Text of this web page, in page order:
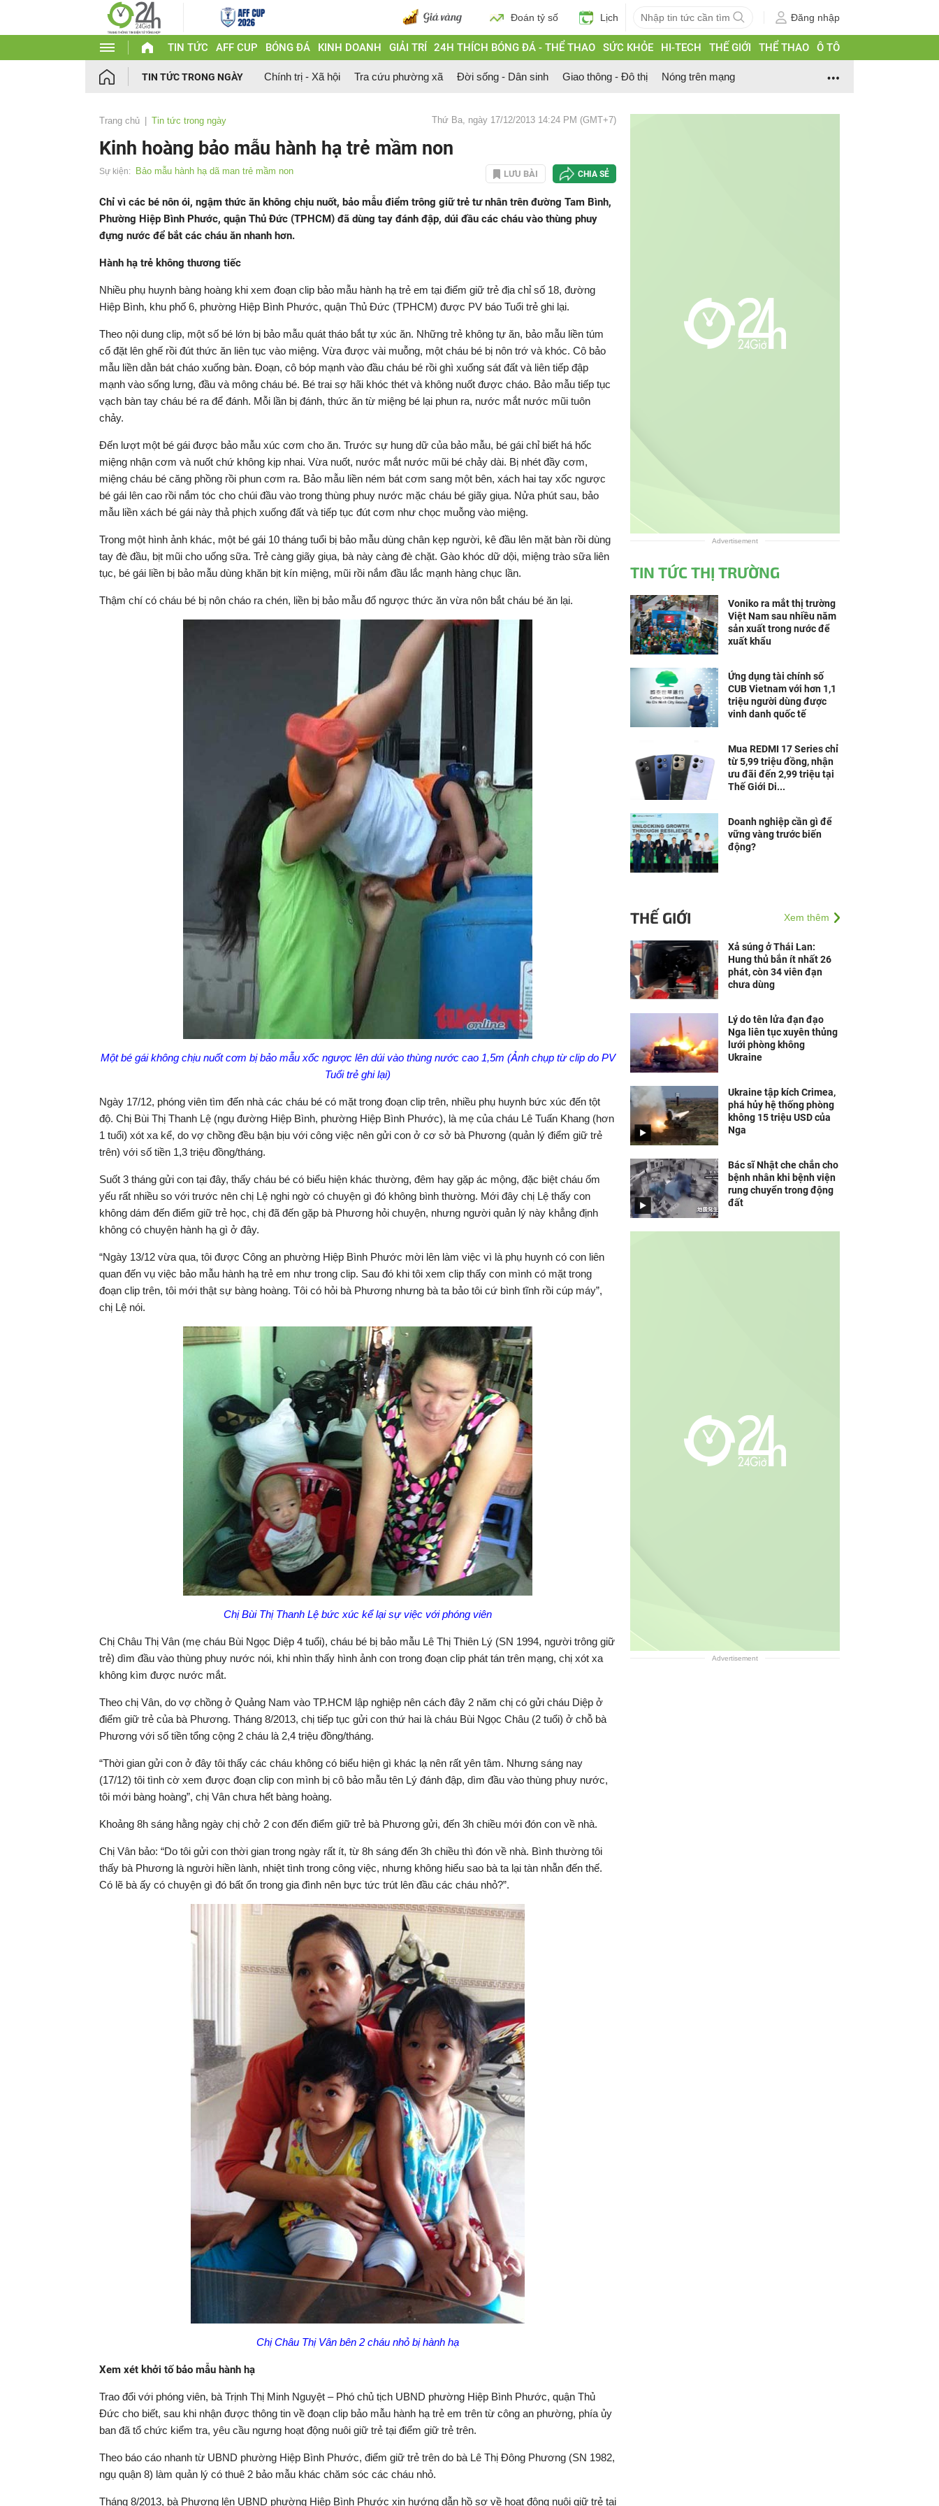
Đoán tỷ số Lịch Đăng nhập
TIN TỨC AFF CUP BÓNG ĐÁ KINH DOANH GIẢI TRÍ 24H THÍCH BÓNG ĐÁ - THỂ THAO SỨC KHỎE HI-TECH THẾ GIỚI THỂ THAO Ô TÔ
TIN TỨC TRONG NGÀY Chính trị - Xã hội Tra cứu phường xã Đời sống - Dân sinh Giao thông - Đô thị Nóng trên mạng
Trang chủ Tin tức trong ngày Thứ Ba, ngày 17/12/2013 14:24 PM (GMT+7)
Kinh hoàng bảo mẫu hành hạ trẻ mầm non
Sự kiện: Bảo mẫu hành hạ dã man trẻ mầm non LƯU BÀI CHIA SẺ
Chỉ vì các bé nôn ói, ngậm thức ăn không chịu nuốt, bảo mẫu điểm trông giữ trẻ tư nhân trên đường Tam Bình,
Phường Hiệp Bình Phước, quận Thủ Đức (TPHCM) đã dùng tay đánh đập, dúi đầu các cháu vào thùng phuy
đựng nước để bắt các cháu ăn nhanh hơn.
Hành hạ trẻ không thương tiếc
Nhiều phụ huynh bàng hoàng khi xem đoạn clip bảo mẫu hành hạ trẻ em tại điểm giữ trẻ địa chỉ số 18, đường
Hiệp Bình, khu phố 6, phường Hiệp Bình Phước, quận Thủ Đức (TPHCM) được PV báo Tuổi trẻ ghi lại.
Theo nội dung clip, một số bé lớn bị bảo mẫu quát tháo bắt tự xúc ăn. Những trẻ không tự ăn, bảo mẫu liền túm
cổ đặt lên ghế rồi đút thức ăn liên tục vào miệng. Vừa được vài muỗng, một cháu bé bị nôn trớ và khóc. Cô bảo
mẫu liền dằn bát cháo xuống bàn. Đoạn, cô bóp mạnh vào đầu cháu bé rồi ghì xuống sát đất và liên tiếp đập
mạnh vào sống lưng, đầu và mông cháu bé. Bé trai sợ hãi khóc thét và không nuốt được cháo. Bảo mẫu tiếp tục
vạch bàn tay cháu bé ra để đánh. Mỗi lần bị đánh, thức ăn từ miệng bé lại phun ra, nước mắt nước mũi tuôn
chảy.
Đến lượt một bé gái được bảo mẫu xúc cơm cho ăn. Trước sự hung dữ của bảo mẫu, bé gái chỉ biết há hốc
miệng nhận cơm và nuốt chứ không kịp nhai. Vừa nuốt, nước mắt nước mũi bé chảy dài. Bị nhét đầy cơm,
miệng cháu bé căng phồng rồi phun cơm ra. Bảo mẫu liền ném bát cơm sang một bên, xách hai tay xốc ngược
bé gái lên cao rồi nắm tóc cho chúi đầu vào trong thùng phuy nước mặc cháu bé giãy giụa. Nửa phút sau, bảo
mẫu liền xách bé gái này thả phịch xuống đất và tiếp tục đút cơm như chọc muỗng vào miệng.
Trong một hình ảnh khác, một bé gái 10 tháng tuổi bị bảo mẫu dùng chân kẹp người, kê đầu lên mặt bàn rồi dùng
tay đè đầu, bịt mũi cho uống sữa. Trẻ càng giãy giụa, bà này càng đè chặt. Gào khóc dữ dội, miệng trào sữa liên
tục, bé gái liền bị bảo mẫu dùng khăn bịt kín miệng, mũi rồi nắm đầu lắc mạnh hàng chục lần.
Thậm chí có cháu bé bị nôn cháo ra chén, liền bị bảo mẫu đổ ngược thức ăn vừa nôn bắt cháu bé ăn lại.
Một bé gái không chịu nuốt cơm bị bảo mẫu xốc ngược lên dúi vào thùng nước cao 1,5m (Ảnh chụp từ clip do PV
Tuổi trẻ ghi lại)
Ngày 17/12, phóng viên tìm đến nhà các cháu bé có mặt trong đoạn clip trên, nhiều phụ huynh bức xúc đến tột
độ. Chị Bùi Thị Thanh Lệ (ngụ đường Hiệp Bình, phường Hiệp Bình Phước), là mẹ của cháu Lê Tuấn Khang (hơn
1 tuổi) xót xa kể, do vợ chồng đều bận bịu với công việc nên gửi con ở cơ sở bà Phương (quản lý điểm giữ trẻ
trên) với số tiền 1,3 triệu đồng/tháng.
Suốt 3 tháng gửi con tại đây, thấy cháu bé có biểu hiện khác thường, đêm hay gặp ác mộng, đặc biệt cháu ốm
yếu rất nhiều so với trước nên chị Lệ nghi ngờ có chuyện gì đó không bình thường. Mới đây chị Lệ thấy con
không dám đến điểm giữ trẻ học, chị đã đến gặp bà Phương hỏi chuyện, nhưng người quản lý này khẳng định
không có chuyện hành hạ gì ở đây.
“Ngày 13/12 vừa qua, tôi được Công an phường Hiệp Bình Phước mời lên làm việc vì là phụ huynh có con liên
quan đến vụ việc bảo mẫu hành hạ trẻ em như trong clip. Sau đó khi tôi xem clip thấy con mình có mặt trong
đoạn clip trên, tôi mới thật sự bàng hoàng. Tôi có hỏi bà Phương nhưng bà ta bảo tôi cứ bình tĩnh rồi cúp máy”,
chị Lệ nói.
Chị Bùi Thị Thanh Lệ bức xúc kể lại sự việc với phóng viên
Chị Châu Thị Vân (mẹ cháu Bùi Ngọc Diệp 4 tuổi), cháu bé bị bảo mẫu Lê Thị Thiên Lý (SN 1994, người trông giữ
trẻ) dìm đầu vào thùng phuy nước nói, khi nhìn thấy hình ảnh con trong đoạn clip phát tán trên mạng, chị xót xa
không kìm được nước mắt.
Theo chị Vân, do vợ chồng ở Quảng Nam vào TP.HCM lập nghiệp nên cách đây 2 năm chị có gửi cháu Diệp ở
điểm giữ trẻ của bà Phương. Tháng 8/2013, chị tiếp tục gửi con thứ hai là cháu Bùi Ngọc Châu (2 tuổi) ở chỗ bà
Phương với số tiền tổng cộng 2 cháu là 2,4 triệu đồng/tháng.
“Thời gian gửi con ở đây tôi thấy các cháu không có biểu hiện gì khác lạ nên rất yên tâm. Nhưng sáng nay
(17/12) tôi tình cờ xem được đoạn clip con mình bị cô bảo mẫu tên Lý đánh đập, dìm đầu vào thùng phuy nước,
tôi mới bàng hoàng”, chị Vân chưa hết bàng hoàng.
Khoảng 8h sáng hằng ngày chị chở 2 con đến điểm giữ trẻ bà Phương gửi, đến 3h chiều mới đón con về nhà.
Chị Vân bảo: “Do tôi gửi con thời gian trong ngày rất ít, từ 8h sáng đến 3h chiều thì đón về nhà. Bình thường tôi
thấy bà Phương là người hiền lành, nhiệt tình trong công việc, nhưng không hiểu sao bà ta lại tàn nhẫn đến thế.
Có lẽ bà ấy có chuyện gì đó bất ổn trong gia đình nên bực tức trút lên đầu các cháu nhỏ?”.
Chị Châu Thị Vân bên 2 cháu nhỏ bị hành hạ
Xem xét khởi tố bảo mẫu hành hạ
Trao đổi với phóng viên, bà Trịnh Thị Minh Nguyệt – Phó chủ tịch UBND phường Hiệp Bình Phước, quận Thủ
Đức cho biết, sau khi nhận được thông tin về đoạn clip bảo mẫu hành hạ trẻ em trên từ công an phường, phía ủy
ban đã tổ chức kiểm tra, yêu cầu ngưng hoạt động nuôi giữ trẻ tại điểm giữ trẻ trên.
Theo báo cáo nhanh từ UBND phường Hiệp Bình Phước, điểm giữ trẻ trên do bà Lê Thị Đông Phương (SN 1982,
ngụ quận 8) làm quản lý có thuê 2 bảo mẫu khác chăm sóc các cháu nhỏ.
Tháng 8/2013, bà Phương lên UBND phường Hiệp Bình Phước xin hướng dẫn hồ sơ về hoạt động nuôi giữ trẻ tại
Advertisement
TIN TỨC THỊ TRƯỜNG
Voniko ra mắt thị trường
Việt Nam sau nhiều năm
sản xuất trong nước để
xuất khẩu
Ứng dụng tài chính số
CUB Vietnam với hơn 1,1
triệu người dùng được
vinh danh quốc tế
Mua REDMI 17 Series chỉ
từ 5,99 triệu đồng, nhận
ưu đãi đến 2,99 triệu tại
Thế Giới Di...
Doanh nghiệp cần gì để
vững vàng trước biến
động?
THẾ GIỚI Xem thêm
Xả súng ở Thái Lan:
Hung thủ bắn ít nhất 26
phát, còn 34 viên đạn
chưa dùng
Lý do tên lửa đạn đạo
Nga liên tục xuyên thủng
lưới phòng không
Ukraine
Ukraine tập kích Crimea,
phá hủy hệ thống phòng
không 15 triệu USD của
Nga
Bác sĩ Nhật che chắn cho
bệnh nhân khi bệnh viện
rung chuyển trong động
đất
Advertisement